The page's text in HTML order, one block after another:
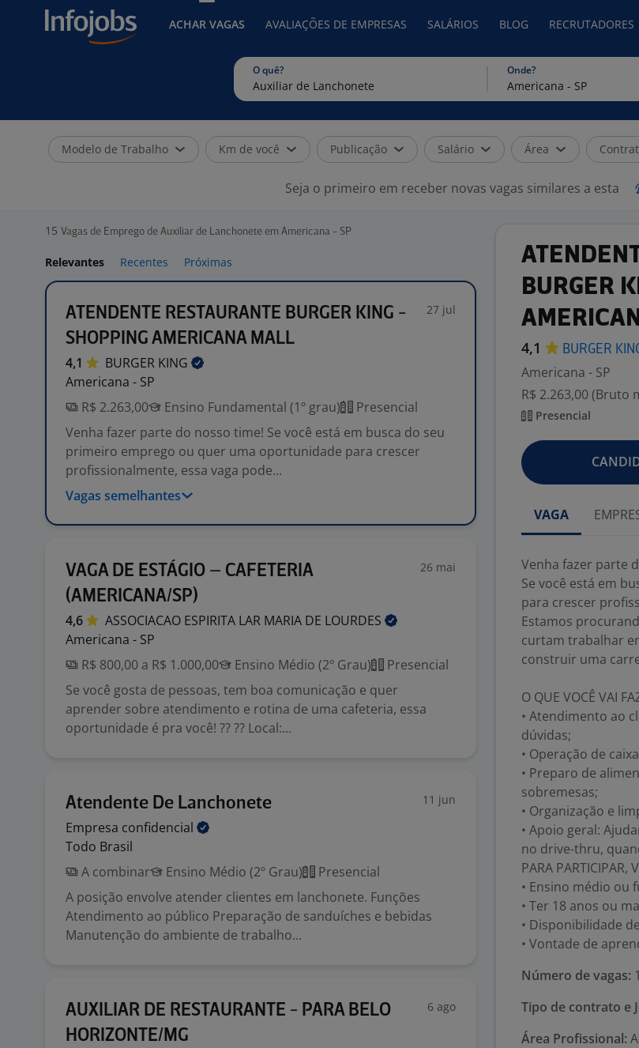
ACHAR VAGAS AVALIAÇÕES DE EMPRESAS SALÁRIOS BLOG RECRUTADORES
O quê? Onde?
Modelo de Trabalho Km de você Publicação Salário Área
Seja o primeiro em receber novas vagas similares a esta
15 Vagas de Emprego de Auxiliar de Lanchonete em Americana - SP
Relevantes Recentes Próximas
ATENDENTE RESTAURANTE BURGER KING -
SHOPPING AMERICANA MALL
27 jul
4,1 BURGER KING
Americana - SP
R$ 2.263,00
Ensino Fundamental (1º grau)
Presencial
Venha fazer parte do nosso time! Se você está em busca do seu
primeiro emprego ou quer uma oportunidade para crescer
profissionalmente, essa vaga pode...
Vagas semelhantes
VAGA DE ESTÁGIO – CAFETERIA
(AMERICANA/SP)
26 mai
4,6 ASSOCIACAO ESPIRITA LAR MARIA DE LOURDES
Americana - SP
R$ 800,00 a R$ 1.000,00
Ensino Médio (2º Grau)
Presencial
Se você gosta de pessoas, tem boa comunicação e quer
aprender sobre atendimento e rotina de uma cafeteria, essa
oportunidade é pra você! ?? ?? Local:...
Atendente De Lanchonete 11 jun
Empresa confidencial
Todo Brasil
A combinar
Ensino Médio (2º Grau)
Presencial
A posição envolve atender clientes em lanchonete. Funções
Atendimento ao público Preparação de sanduíches e bebidas
Manutenção do ambiente de trabalho...
AUXILIAR DE RESTAURANTE - PARA BELO
HORIZONTE/MG
6 ago
BURGER
4,1 BURGER
Americana - SP
R$ 2.263,00 (Bruto
Presencial
VAGA
Venha fazer parte
Se você está em
para crescer
Estamos
curtam trabalhar
construir uma
O QUE VOCÊ VAI
• Atendimento ao
dúvidas;
• Operação de
• Preparo de
sobremesas;
• Organização e
• Apoio geral:
no drive-thru,
PARA PARTICIPAR,
• Ensino médio ou
• Ter 18 anos ou
• Disponibilidade
• Vontade de
Número de vagas:
Tipo de contrato e
Área Profissional: